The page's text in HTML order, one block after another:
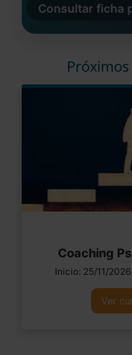
Consultar ficha
Coaching
Inicio: 25/11/
Ver